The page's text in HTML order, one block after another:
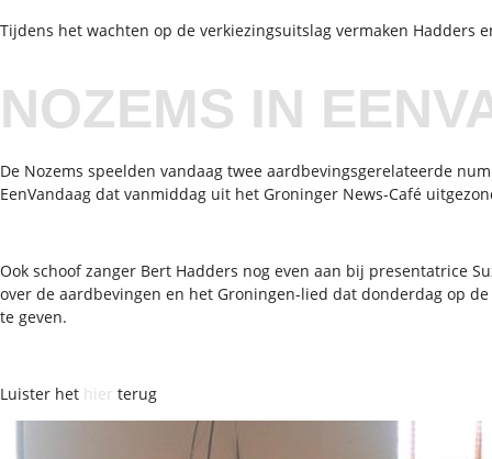
Tijdens het wachten op de verkiezingsuitslag vermaken Hadders
NOZEMS IN
De Nozems speelden vandaag twee aardbevingsgerelateerde
EenVandaag dat vanmiddag uit het Groninger News-Café
Ook schoof zanger Bert Hadders nog even aan bij presentatrice
over de aardbevingen en het Groningen-lied dat donderdag op
te geven.
Luister het hier terug